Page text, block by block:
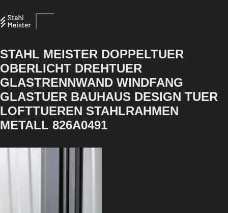
STAHL MEISTER DOPPELTUER
OBERLICHT DREHTUER
GLASTRENNWAND WINDFANG
GLASTUER BAUHAUS DESIGN TUER
LOFTTUEREN STAHLRAHMEN
METALL 826A0491